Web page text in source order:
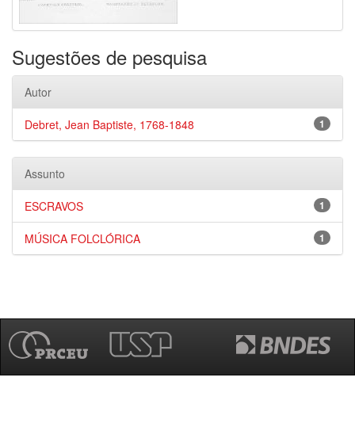
Sugestões de pesquisa
Autor
1
Debret, Jean Baptiste, 1768-1848
Assunto
1
ESCRAVOS
1
MÚSICA FOLCLÓRICA